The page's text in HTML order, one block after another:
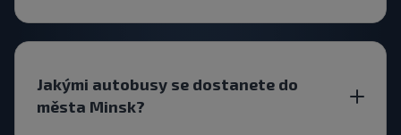
Jakými autobusy se dostanete do
města Minsk?